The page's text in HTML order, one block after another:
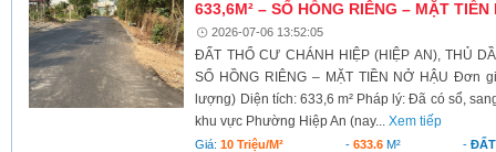
633,6M² – SỔ HỒNG RIÊNG – MẶT TIỀN
2026-07-06 13:52:05
ĐẤT THỔ CƯ CHÁNH HIỆP (HIỆP AN), THỦ
SỔ HỒNG RIÊNG – MẶT TIỀN NỞ HẬU Đơn
lượng) Diện tích: 633,6 m² Pháp lý: Đã có sổ,
khu vực Phường Hiệp An (nay...Xem tiếp
Giá:10 Triệu/m² -633.6 M² -